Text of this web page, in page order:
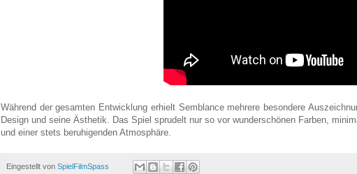
Während der gesamten Entwicklung erhielt Semblance mehrere besondere
Design und seine Ästhetik. Das Spiel sprudelt nur so vor wunderschönen Farben,
und einer stets beruhigenden Atmosphäre.
Eingestellt von SpielFilmSpass